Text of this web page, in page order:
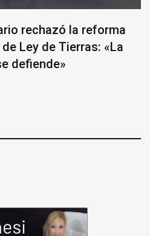
rechazó la reforma
Ley de Tierras: «La
defiende»